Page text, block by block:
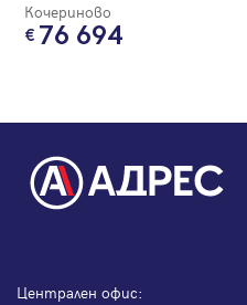
Кочериново
76 694
Централен офис: